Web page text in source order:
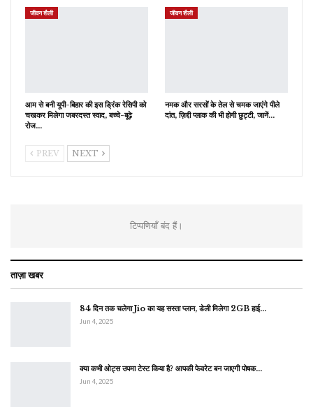
जीवन शैली
आम से बनी यूपी-बिहार की इस ड्रिंक रेसिपी को
चखकर मिलेगा जबरदस्त स्वाद, बच्चे-बूढ़े
रोज…
जीवन शैली
नमक और सरसों के तेल से चमक जाएंगे पीले
दांत, ज़िद्दी प्लाक की भी होगी छुट्टी, जानें…
PREV NEXT
टिप्पणियाँ बंद हैं।
ताज़ा खबर
84 दिन तक चलेगा Jio का यह सस्ता प्लान, डेली मिलेगा 2GB हाई…
Jun 4, 2025
क्या कभी ओट्स उपमा टेस्ट किया है? आपकी फेवरेट बन जाएगी पोषक…
Jun 4, 2025